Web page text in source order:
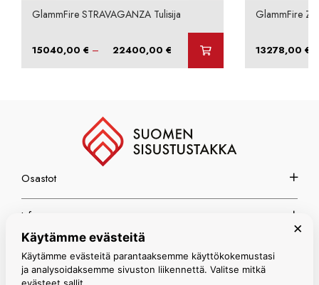
GlammFire STRAVAGANZA Tulisija
15040,00€ – 22400,00€ Hintaluokka:
GlammFire
13278,00 €
Osastot
Info
Espoon myymälä
×
Käytämme evästeitä
Käytämme evästeitä parantaaksemme käyttökokemustasi
ja analysoidaksemme sivuston liikennettä. Valitse mitkä
evästeet sallit.